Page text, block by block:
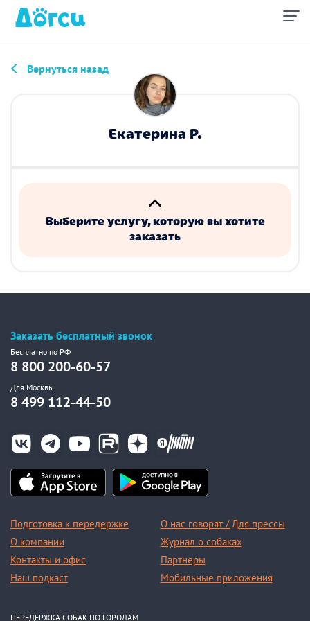
Вернуться назад
Екатерина Р.
Выберите услугу, которую вы хотите
заказать
Заказать бесплатный звонок
Бесплатно по РФ
8 800 200-60-57
Для Москвы
8 499 112-44-50
Подготовка к передержке
О компании
Контакты и офис
Наш подкаст
О нас говорят / Для прессы
Журнал о собаках
Партнеры
Мобильные приложения
ПЕРЕДЕРЖКА СОБАК ПО ГОРОДАМ